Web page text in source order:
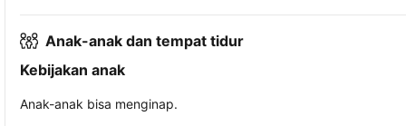
Anak-anak dan tempat tidur
Kebijakan anak
Anak-anak bisa menginap.